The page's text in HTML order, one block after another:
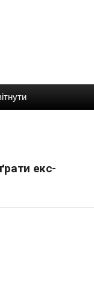
екс-